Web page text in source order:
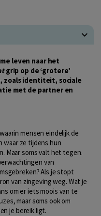
leven naar het
grip op de ‘grotere’
zoals identiteit, sociale
met de partner en
mensen eindelijk de
waar ze tijdens hun
Maar soms valt het tegen.
van
Als je stopt
van zingeving weg. Wat je
om er iets moois van te
maar soms ook om
je bereik ligt.